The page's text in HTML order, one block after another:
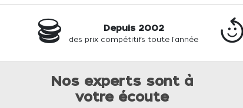
Depuis 2002
des prix compétitifs toute l'année
Nos experts sont à
votre écoute